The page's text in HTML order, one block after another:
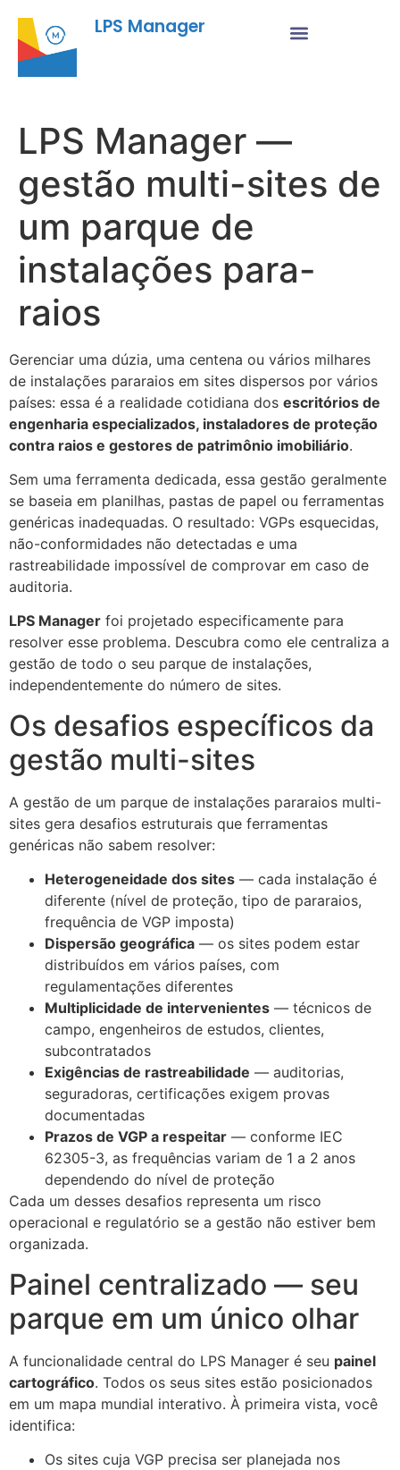
LPS Manager
LPS Manager —
gestão multi-sites de
um parque de
instalações para-
raios
Gerenciar uma dúzia, uma centena ou vários milhares
de instalações pararaios em sites dispersos por vários
países: essa é a realidade cotidiana dos escritórios de
engenharia especializados, instaladores de proteção
contra raios e gestores de patrimônio imobiliário.
Sem uma ferramenta dedicada, essa gestão geralmente
se baseia em planilhas, pastas de papel ou ferramentas
genéricas inadequadas. O resultado: VGPs esquecidas,
não-conformidades não detectadas e uma
rastreabilidade impossível de comprovar em caso de
auditoria.
LPS Manager foi projetado especificamente para
resolver esse problema. Descubra como ele centraliza a
gestão de todo o seu parque de instalações,
independentemente do número de sites.
Os desafios específicos da
gestão multi-sites
A gestão de um parque de instalações pararaios multi-
sites gera desafios estruturais que ferramentas
genéricas não sabem resolver:
Heterogeneidade dos sites — cada instalação é
diferente (nível de proteção, tipo de pararaios,
frequência de VGP imposta)
Dispersão geográfica — os sites podem estar
distribuídos em vários países, com
regulamentações diferentes
Multiplicidade de intervenientes — técnicos de
campo, engenheiros de estudos, clientes,
subcontratados
Exigências de rastreabilidade — auditorias,
seguradoras, certificações exigem provas
documentadas
Prazos de VGP a respeitar — conforme IEC
62305-3, as frequências variam de 1 a 2 anos
dependendo do nível de proteção
Cada um desses desafios representa um risco
operacional e regulatório se a gestão não estiver bem
organizada.
Painel centralizado — seu
parque em um único olhar
A funcionalidade central do LPS Manager é seu painel
cartográfico. Todos os seus sites estão posicionados
em um mapa mundial interativo. À primeira vista, você
identifica:
Os sites cuja VGP precisa ser planejada nos